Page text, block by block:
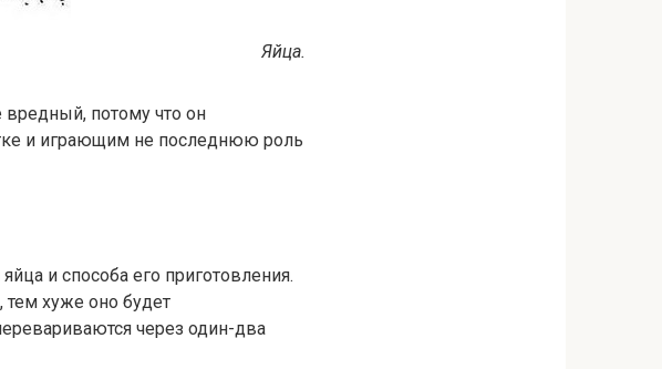
Яйца.
вредный, потому что он
и играющим не последнюю роль
и способа его приготовления.
тем хуже оно будет
через один-два